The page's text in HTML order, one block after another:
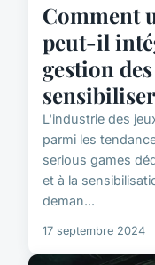
Comment
peut-il
gestion
L'industrie des
parmi les
serious games
et à la
deman...
17 septembre 2024